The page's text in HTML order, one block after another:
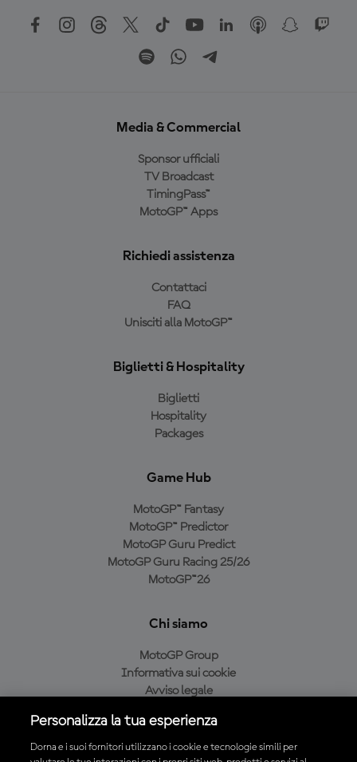
Media & Commercial
Sponsor ufficiali
TV Broadcast
TimingPass™
MotoGP™ Apps
Richiedi assistenza
Contattaci
FAQ
Unisciti alla MotoGP™
Biglietti & Hospitality
Biglietti
Hospitality
Packages
Game Hub
MotoGP™ Fantasy
MotoGP™ Predictor
MotoGP Guru Predict
MotoGP Guru Racing 25/26
MotoGP™26
Chi siamo
MotoGP Group
Informativa sui cookie
Avviso legale
Condizioni di acquisto
Personalizza la tua esperienza
Dorna e i suoi fornitori utilizzano i cookie e tecnologie simili per